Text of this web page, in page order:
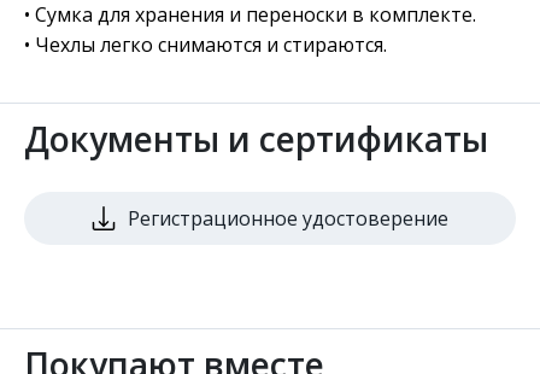
• Сумка для хранения и переноски в комплекте.
• Чехлы легко снимаются и стираются.
Документы и сертификаты
Регистрационное удостоверение
Покупают вместе